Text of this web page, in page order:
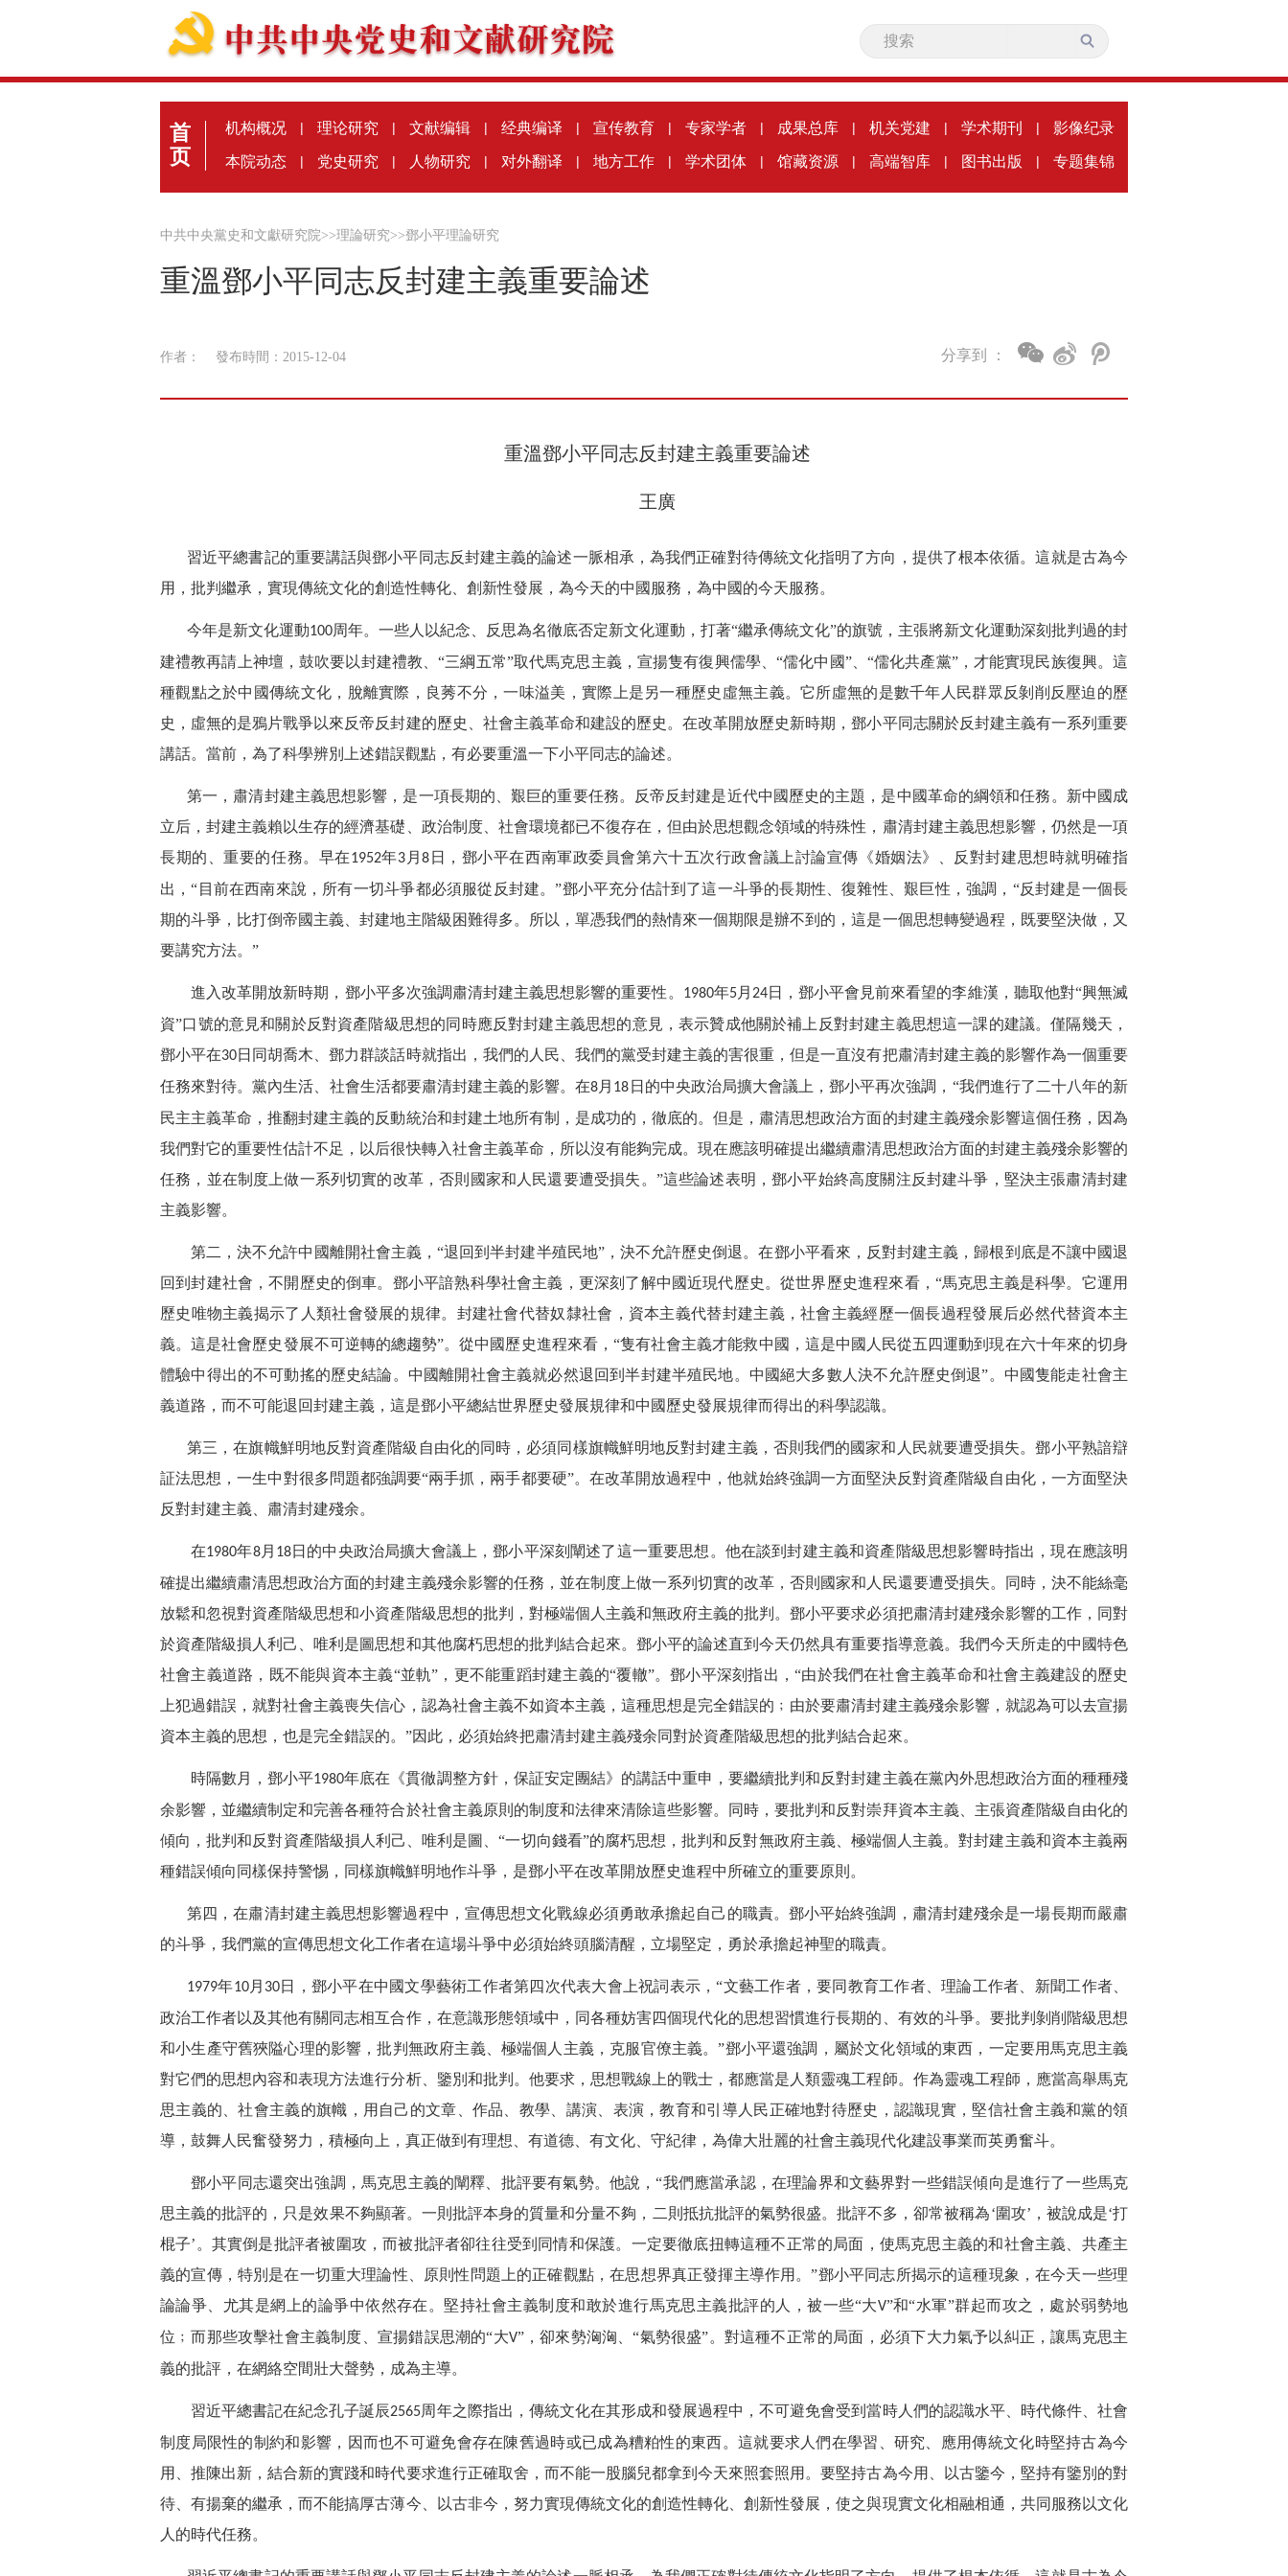
首
页
机构概况 | 理论研究 | 文献编辑 | 经典编译 | 宣传教育 | 专家学者 | 成果总库 | 机关党建 | 学术期刊 | 影像纪录
本院动态 | 党史研究 | 人物研究 | 对外翻译 | 地方工作 | 学术团体 | 馆藏资源 | 高端智库 | 图书出版 | 专题集锦
中共中央黨史和文獻研究院>>理論研究>>鄧小平理論研究
重溫鄧小平同志反封建主義重要論述
作者： 發布時間：2015-12-04 分享到 ：
重溫鄧小平同志反封建主義重要論述
王廣
習近平總書記的重要講話與鄧小平同志反封建主義的論述一脈相承，為我們正確對待傳統文化指明了方向，提供了根本依循。這就是古為今
用，批判繼承，實現傳統文化的創造性轉化、創新性發展，為今天的中國服務，為中國的今天服務。
今年是新文化運動100周年。一些人以紀念、反思為名徹底否定新文化運動，打著“繼承傳統文化”的旗號，主張將新文化運動深刻批判過的封
建禮教再請上神壇，鼓吹要以封建禮教、“三綱五常”取代馬克思主義，宣揚隻有復興儒學、“儒化中國”、“儒化共產黨”，才能實現民族復興。這
種觀點之於中國傳統文化，脫離實際，良莠不分，一味溢美，實際上是另一種歷史虛無主義。它所虛無的是數千年人民群眾反剝削反壓迫的歷
史，虛無的是鴉片戰爭以來反帝反封建的歷史、社會主義革命和建設的歷史。在改革開放歷史新時期，鄧小平同志關於反封建主義有一系列重要
講話。當前，為了科學辨別上述錯誤觀點，有必要重溫一下小平同志的論述。
第一，肅清封建主義思想影響，是一項長期的、艱巨的重要任務。反帝反封建是近代中國歷史的主題，是中國革命的綱領和任務。新中國成
立后，封建主義賴以生存的經濟基礎、政治制度、社會環境都已不復存在，但由於思想觀念領域的特殊性，肅清封建主義思想影響，仍然是一項
長期的、重要的任務。早在1952年3月8 日，鄧小平在西南軍政委員會第六十五次行政會議上討論宣傳《婚姻法》、反對封建思想時就明確指
出，“目前在西南來說，所有一切斗爭都必須服從反封建。”鄧小平充分估計到了這一斗爭的長期性、復雜性、艱巨性，強調，“反封建是一個長
期的斗爭，比打倒帝國主義、封建地主階級困難得多。所以，單憑我們的熱情來一個期限是辦不到的，這是一個思想轉變過程，既要堅決做，又
要講究方法。”
進入改革開放新時期，鄧小平多次強調肅清封建主義思想影響的重要性。 1980年5月 24日，鄧小平會見前來看望的李維漢，聽取他對“興無滅
資”口號的意見和關於反對資產階級思想的同時應反對封建主義思想的意見，表示贊成他關於補上反對封建主義思想這一課的建議。僅隔幾天，
鄧小平在30日同胡喬木、鄧力群談話時就指出，我們的人民、我們的黨受封建主義的害很重，但是一直沒有把肅清封建主義的影響作為一個重要
任務來對待。黨內生活、社會生活都要肅清封建主義的影響。在8月 18 日的中央政治局擴大會議上，鄧小平再次強調，“我們進行了二十八年的新
民主主義革命，推翻封建主義的反動統治和封建土地所有制，是成功的，徹底的。但是，肅清思想政治方面的封建主義殘余影響這個任務，因為
我們對它的重要性估計不足，以后很快轉入社會主義革命，所以沒有能夠完成。現在應該明確提出繼續肅清思想政治方面的封建主義殘余影響的
任務，並在制度上做一系列切實的改革，否則國家和人民還要遭受損失。”這些論述表明，鄧小平始終高度關注反封建斗爭，堅決主張肅清封建
主義影響。
第二，決不允許中國離開社會主義，“退回到半封建半殖民地”，決不允許歷史倒退。在鄧小平看來，反對封建主義，歸根到底是不讓中國退
回到封建社會，不開歷史的倒車。鄧小平諳熟科學社會主義，更深刻了解中國近現代歷史。從世界歷史進程來看，“馬克思主義是科學。它運用
歷史唯物主義揭示了人類社會發展的規律。封建社會代替奴隸社會，資本主義代替封建主義，社會主義經歷一個長過程發展后必然代替資本主
義。這是社會歷史發展不可逆轉的總趨勢”。從中國歷史進程來看，“隻有社會主義才能救中國，這是中國人民從五四運動到現在六十年來的切身
體驗中得出的不可動搖的歷史結論。中國離開社會主義就必然退回到半封建半殖民地。中國絕大多數人決不允許歷史倒退”。中國隻能走社會主
義道路，而不可能退回封建主義，這是鄧小平總結世界歷史發展規律和中國歷史發展規律而得出的科學認識。
第三，在旗幟鮮明地反對資產階級自由化的同時，必須同樣旗幟鮮明地反對封建主義，否則我們的國家和人民就要遭受損失。鄧小平熟諳辯
証法思想，一生中對很多問題都強調要“兩手抓，兩手都要硬”。在改革開放過程中，他就始終強調一方面堅決反對資產階級自由化，一方面堅決
反對封建主義、肅清封建殘余。
在1980年8月 18日的中央政治局擴大會議上，鄧小平深刻闡述了這一重要思想。他在談到封建主義和資產階級思想影響時指出，現在應該明
確提出繼續肅清思想政治方面的封建主義殘余影響的任務，並在制度上做一系列切實的改革，否則國家和人民還要遭受損失。同時，決不能絲毫
放鬆和忽視對資產階級思想和小資產階級思想的批判，對極端個人主義和無政府主義的批判。鄧小平要求必須把肅清封建殘余影響的工作，同對
於資產階級損人利己、唯利是圖思想和其他腐朽思想的批判結合起來。鄧小平的論述直到今天仍然具有重要指導意義。我們今天所走的中國特色
社會主義道路，既不能與資本主義“並軌”，更不能重蹈封建主義的“覆轍”。鄧小平深刻指出，“由於我們在社會主義革命和社會主義建設的歷史
上犯過錯誤，就對社會主義喪失信心，認為社會主義不如資本主義，這種思想是完全錯誤的﹔由於要肅清封建主義殘余影響，就認為可以去宣揚
資本主義的思想，也是完全錯誤的。”因此，必須始終把肅清封建主義殘余同對於資產階級思想的批判結合起來。
時隔數月，鄧小平1980年底在《貫徹調整方針，保証安定團結》的講話中重申，要繼續批判和反對封建主義在黨內外思想政治方面的種種殘
余影響，並繼續制定和完善各種符合於社會主義原則的制度和法律來清除這些影響。同時，要批判和反對崇拜資本主義、主張資產階級自由化的
傾向，批判和反對資產階級損人利己、唯利是圖、“一切向錢看”的腐朽思想，批判和反對無政府主義、極端個人主義。對封建主義和資本主義兩
種錯誤傾向同樣保持警惕，同樣旗幟鮮明地作斗爭，是鄧小平在改革開放歷史進程中所確立的重要原則。
第四，在肅清封建主義思想影響過程中，宣傳思想文化戰線必須勇敢承擔起自己的職責。鄧小平始終強調，肅清封建殘余是一場長期而嚴肅
的斗爭，我們黨的宣傳思想文化工作者在這場斗爭中必須始終頭腦清醒，立場堅定，勇於承擔起神聖的職責。
1979年10月 30日，鄧小平在中國文學藝術工作者第四次代表大會上祝詞表示，“文藝工作者，要同教育工作者、理論工作者、新聞工作者、
政治工作者以及其他有關同志相互合作，在意識形態領域中，同各種妨害四個現代化的思想習慣進行長期的、有效的斗爭。要批判剝削階級思想
和小生產守舊狹隘心理的影響，批判無政府主義、極端個人主義，克服官僚主義。”鄧小平還強調，屬於文化領域的東西，一定要用馬克思主義
對它們的思想內容和表現方法進行分析、鑒別和批判。他要求，思想戰線上的戰士，都應當是人類靈魂工程師。作為靈魂工程師，應當高舉馬克
思主義的、社會主義的旗幟，用自己的文章、作品、教學、講演、表演，教育和引導人民正確地對待歷史，認識現實，堅信社會主義和黨的領
導，鼓舞人民奮發努力，積極向上，真正做到有理想、有道德、有文化、守紀律，為偉大壯麗的社會主義現代化建設事業而英勇奮斗。
鄧小平同志還突出強調，馬克思主義的闡釋、批評要有氣勢。他說，“我們應當承認，在理論界和文藝界對一些錯誤傾向是進行了一些馬克
思主義的批評的，只是效果不夠顯著。一則批評本身的質量和分量不夠，二則抵抗批評的氣勢很盛。批評不多，卻常被稱為‘圍攻’，被說成是‘打
棍子’。其實倒是批評者被圍攻，而被批評者卻往往受到同情和保護。一定要徹底扭轉這種不正常的局面，使馬克思主義的和社會主義、共產主
義的宣傳，特別是在一切重大理論性、原則性問題上的正確觀點，在思想界真正發揮主導作用。”鄧小平同志所揭示的這種現象，在今天一些理
論論爭、尤其是網上的論爭中依然存在。堅持社會主義制度和敢於進行馬克思主義批評的人，被一些“大V”和“水軍”群起而攻之，處於弱勢地
位﹔而那些攻擊社會主義制度、宣揚錯誤思潮的“大V”，卻來勢洶洶、“氣勢很盛”。對這種不正常的局面，必須下大力氣予以糾正，讓馬克思主
義的批評，在網絡空間壯大聲勢，成為主導。
習近平總書記在紀念孔子誕辰2565周年之際指出，傳統文化在其形成和發展過程中，不可避免會受到當時人們的認識水平、時代條件、社會
制度局限性的制約和影響，因而也不可避免會存在陳舊過時或已成為糟粕性的東西。這就要求人們在學習、研究、應用傳統文化時堅持古為今
用、推陳出新，結合新的實踐和時代要求進行正確取舍，而不能一股腦兒都拿到今天來照套照用。要堅持古為今用、以古鑒今，堅持有鑒別的對
待、有揚棄的繼承，而不能搞厚古薄今、以古非今，努力實現傳統文化的創造性轉化、創新性發展，使之與現實文化相融相通，共同服務以文化
人的時代任務。